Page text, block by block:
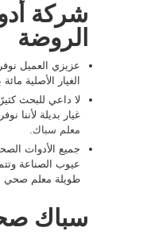
شركة
الروضة
عزيزي العميل
الغيار الأصلية
لا داعي للبحث
غيار بديلة لأننا
معلم سباك.
جميع الأدوات
عيوب الصناعة
طويلة معلم صحي
سباك